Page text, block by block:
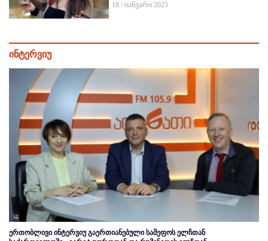
18 / იანვარი 2025
ინტერვიუ
ერთობლივი ინტერვიუ გაერთიანებული სამეფოს ელჩთან